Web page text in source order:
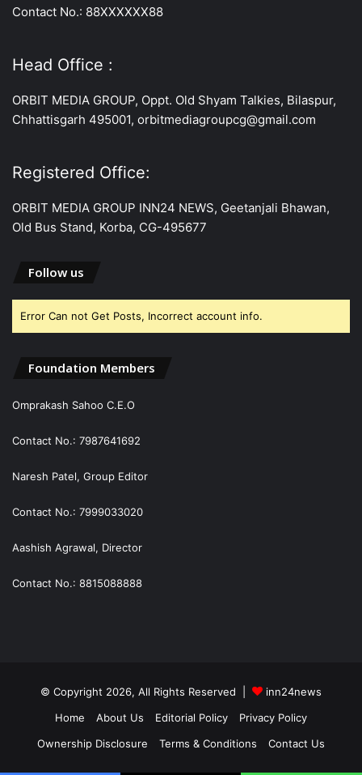
Contact No.: 88XXXXXX88
Head Office :
ORBIT MEDIA GROUP, Oppt. Old Shyam Talkies, Bilaspur,
Chhattisgarh 495001, orbitmediagroupcg@gmail.com
Registered Office:
ORBIT MEDIA GROUP INN24 NEWS, Geetanjali Bhawan,
Old Bus Stand, Korba, CG-495677
Follow us
Error Can not Get Posts, Incorrect account info.
Foundation Members
Omprakash Sahoo C.E.O
Contact No.: 7987641692
Naresh Patel, Group Editor
Contact No.: 7999033020
Aashish Agrawal, Director
Contact No.: 8815088888
© Copyright 2026, All Rights Reserved |
inn24news
Home
About Us Editorial Policy
Privacy Policy
Ownership Disclosure
Terms & Conditions Contact Us